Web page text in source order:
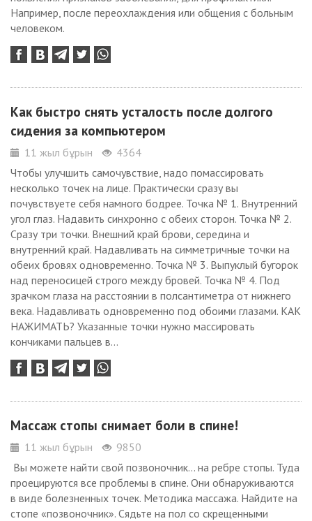
Например, после переохлаждения или общения с больным
человеком.
Как быстро снять усталость после долгого
сидения за компьютером
11 жыл бұрын
4364
Чтобы улучшить самочувствие, надо помассировать
несколько точек на лице. Практически сразу вы
почувствуете себя намного бодрее. Точка № 1. Внутренний
угол глаз. Надавить синхронно с обеих сторон. Точка № 2.
Сразу три точки. Внешний край брови, середина и
внутренний край. Надавливать на симметричные точки на
обеих бровях одновременно. Точка № 3. Выпуклый бугорок
над переносицей строго между бровей. Точка № 4. Под
зрачком глаза на расстоянии в полсантиметра от нижнего
века. Надавливать одновременно под обоими глазами. КАК
НАЖИМАТЬ? Указанные точки нужно массировать
кончиками пальцев в...
Массаж стопы снимает боли в спине!
11 жыл бұрын
9850
Вы можете найти свой позвоночник... на ребре стопы. Туда
проецируются все проблемы в спине. Они обнаруживаются
в виде болезненных точек. Методика массажа. Найдите на
стопе «позвоночник». Сядьте на пол со скрещенными